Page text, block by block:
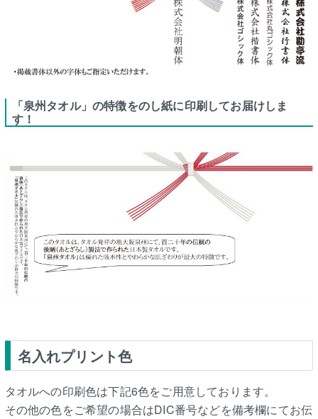
「泉州タオル」の特徴をのし紙に印刷してお届けしま
す！
名入れプリント色
タオルへの印刷色は下記6色をご用意しております。
その他の色をご希望の場合はDIC番号などを備考欄にてお伝